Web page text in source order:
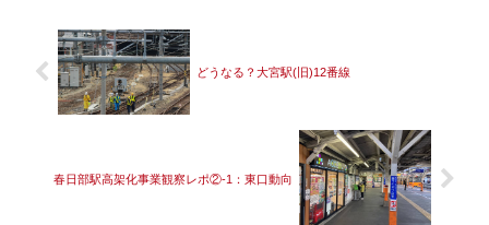
どうなる？大宮駅(旧)12番線
春日部駅高架化事業観察レポ②-1：東口動向